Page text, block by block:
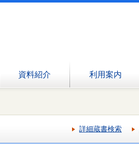
資料紹介 利用案内
詳細蔵書検索